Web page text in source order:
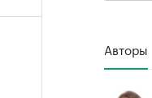
Авторы